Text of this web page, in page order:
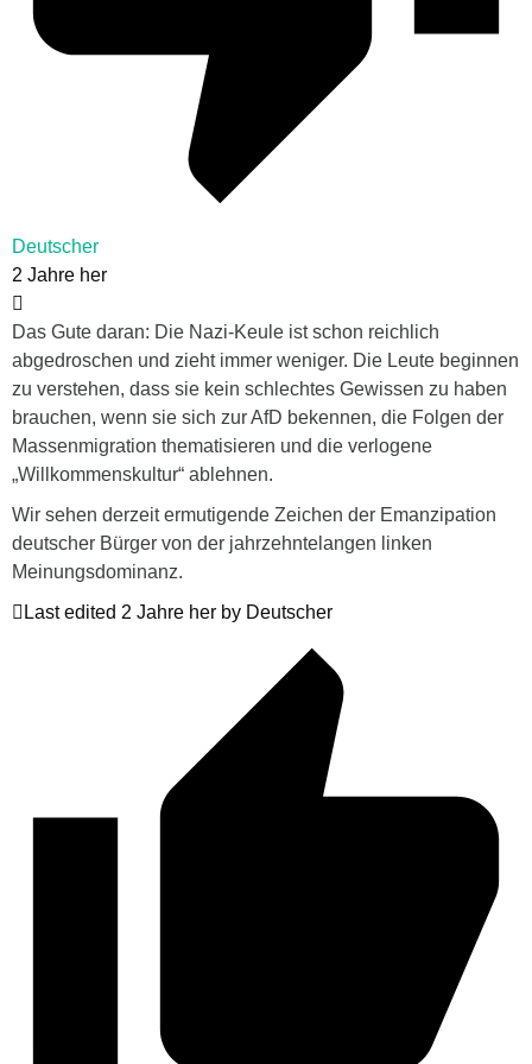
Deutscher
2 Jahre her
Das Gute daran: Die Nazi-Keule ist schon reichlich
abgedroschen und zieht immer weniger. Die Leute beginnen
zu verstehen, dass sie kein schlechtes Gewissen zu haben
brauchen, wenn sie sich zur AfD bekennen, die Folgen der
Massenmigration thematisieren und die verlogene
„Willkommenskultur“ ablehnen.
Wir sehen derzeit ermutigende Zeichen der Emanzipation
deutscher Bürger von der jahrzehntelangen linken
Meinungsdominanz.
Last edited 2 Jahre her by Deutscher